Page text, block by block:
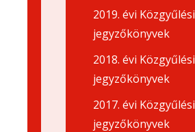
2019. évi Közgyűlési
jegyzőkönyvek
2018. évi Közgyűlési
jegyzőkönyvek
2017. évi Közgyűlési
jegyzőkönyvek